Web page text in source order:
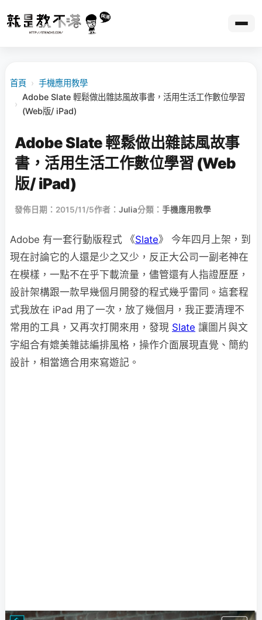
首頁 › 手機應用教學
›
Adobe Slate 輕鬆做出雜誌風故事書，活用生活工作數位學習
(Web版/ iPad)
Adobe Slate 輕鬆做出雜誌風故事
書，活用生活工作數位學習 (Web
版/ iPad)
發佈日期：2015/11/5作者： Julia分類： 手機應用教學
Adobe 有一套行動版程式 《Slate》 今年四月上架，到
現在討論它的人還是少之又少，反正大公司一副老神在
在模樣，一點不在乎下載流量，儘管還有人指證歷歷，
設計架構跟一款早幾個月開發的程式幾乎雷同。這套程
式我放在 iPad 用了一次，放了幾個月，我正要清理不
常用的工具，又再次打開來用，發現 Slate 讓圖片與文
字組合有媲美雜誌編排風格，操作介面展現直覺、簡約
設計，相當適合用來寫遊記。